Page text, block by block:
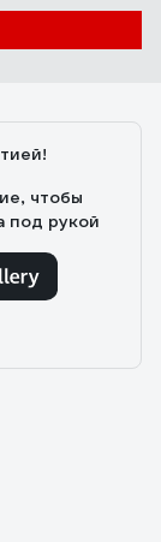
чтобы
под рукой